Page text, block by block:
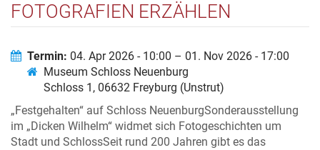
FOTOGRAFIEN ERZÄHLEN
Termin: 04. Apr 2026 - 10:00 – 01. Nov 2026 - 17:00
Museum Schloss Neuenburg
Schloss 1, 06632 Freyburg (Unstrut)
„Festgehalten“ auf Schloss NeuenburgSonderausstellung
im „Dicken Wilhelm“ widmet sich Fotogeschichten um
Stadt und SchlossSeit rund 200 Jahren gibt es das